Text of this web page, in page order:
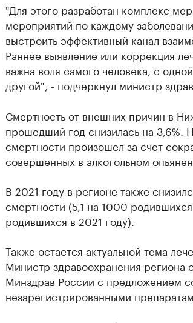
"Для этого разработан комплекс
мероприятий по каждому
выстроить эффективный канал
Раннее выявление или коррекция
важна воля самого человека, с
другой", - подчеркнул министр
Смертность от внешних причин в
прошедший год снизилась на 3,6%.
смертности произошел за счет
совершенных в алкогольном
В 2021 году в регионе также
смертности (5,1 на 1000
родившихся в 2021 году).
Также остается актуальной тема
Министр здравоохранения региона
Минздрав России с предложением
незарегистрированными